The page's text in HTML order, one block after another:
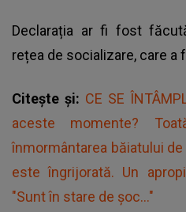
Declarația ar fi fost
rețea de socializare, care a
Citește și: CE SE
aceste momente?
înmormântarea băiatului
este îngrijorată. Un
"Sunt în stare de șoc..."